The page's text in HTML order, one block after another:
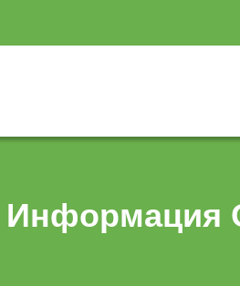
Информация